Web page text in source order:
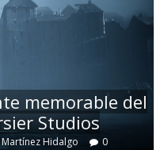
memorable del
Studios
Hidalgo 0